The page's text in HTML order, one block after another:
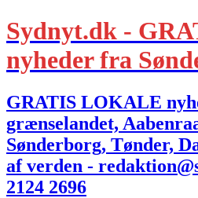
Sydnyt.dk -
nyheder fra
GRATIS LOKALE
grænselandet,
Sønderborg, Tønder,
af verden -
2124 2696